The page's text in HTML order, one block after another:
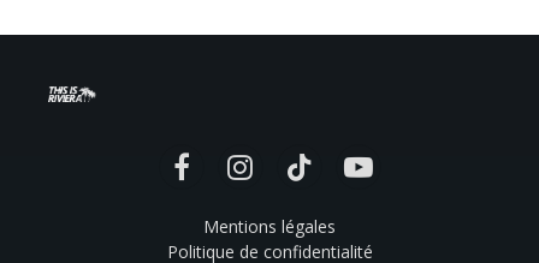
FacebookInstagramTikTok YouTube
Mentions légales
Politique de confidentialité